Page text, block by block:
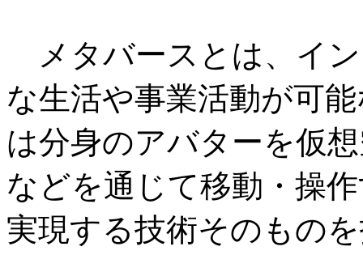
メタバースとは、イ
な生活や事業活動が可
は分身のアバターを仮
などを通じて移動・操
実現する技術そのもの